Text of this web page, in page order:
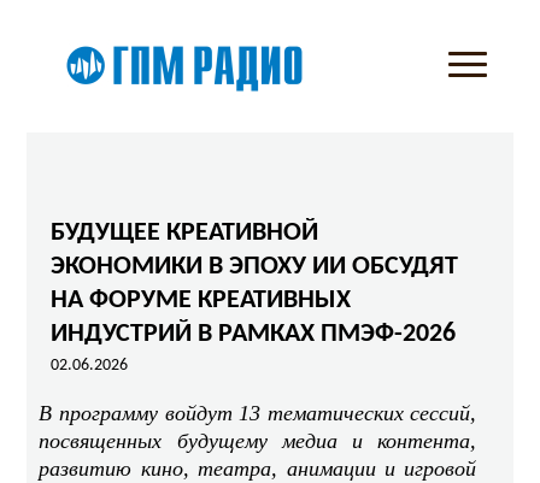
БУДУЩЕЕ КРЕАТИВНОЙ
ЭКОНОМИКИ В ЭПОХУ ИИ ОБСУДЯТ
НА ФОРУМЕ КРЕАТИВНЫХ
ИНДУСТРИЙ В РАМКАХ ПМЭФ-2026
02.06.2026
В программу войдут 13 тематических сессий,
посвященных будущему медиа и контента,
развитию кино, театра, анимации и игровой